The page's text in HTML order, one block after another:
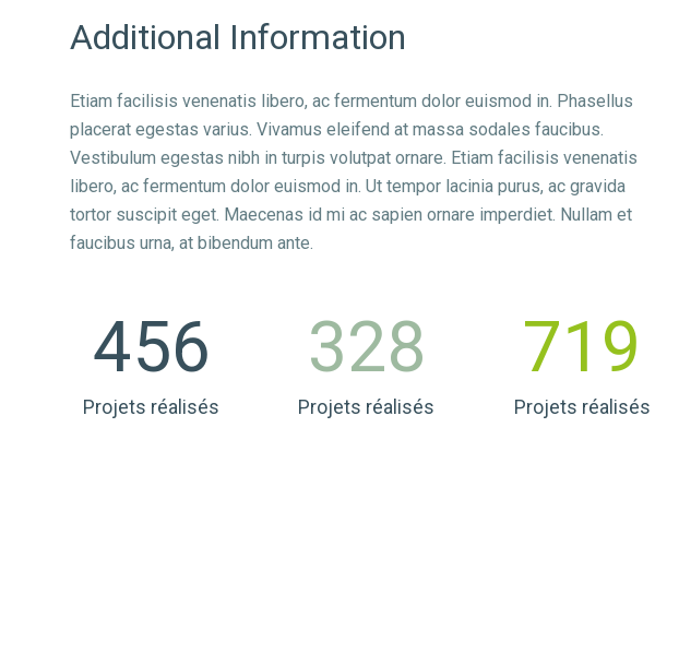
Additional Information
Etiam facilisis venenatis libero, ac fermentum dolor euismod in. Phasellus
placerat egestas varius. Vivamus eleifend at massa sodales faucibus.
Vestibulum egestas nibh in turpis volutpat ornare. Etiam facilisis venenatis
libero, ac fermentum dolor euismod in. Ut tempor lacinia purus, ac gravida
tortor suscipit eget. Maecenas id mi ac sapien ornare imperdiet. Nullam et
faucibus urna, at bibendum ante.
456
Projets réalisés
328
Projets réalisés
719
Projets réalisés